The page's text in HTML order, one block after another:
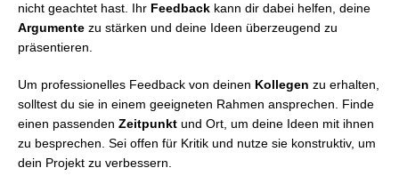
nicht geachtet hast. Ihr Feedback kann dir dabei helfen, deine
Argumente zu stärken und deine Ideen überzeugend zu
präsentieren.
Um professionelles Feedback von deinen Kollegen zu erhalten,
solltest du sie in einem geeigneten Rahmen ansprechen. Finde
einen passenden Zeitpunkt und Ort, um deine Ideen mit ihnen
zu besprechen. Sei offen für Kritik und nutze sie konstruktiv, um
dein Projekt zu verbessern.